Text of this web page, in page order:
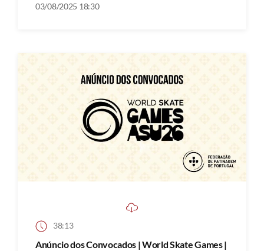
03/08/2025 18:30
38:13
Anúncio dos Convocados | World Skate Games |